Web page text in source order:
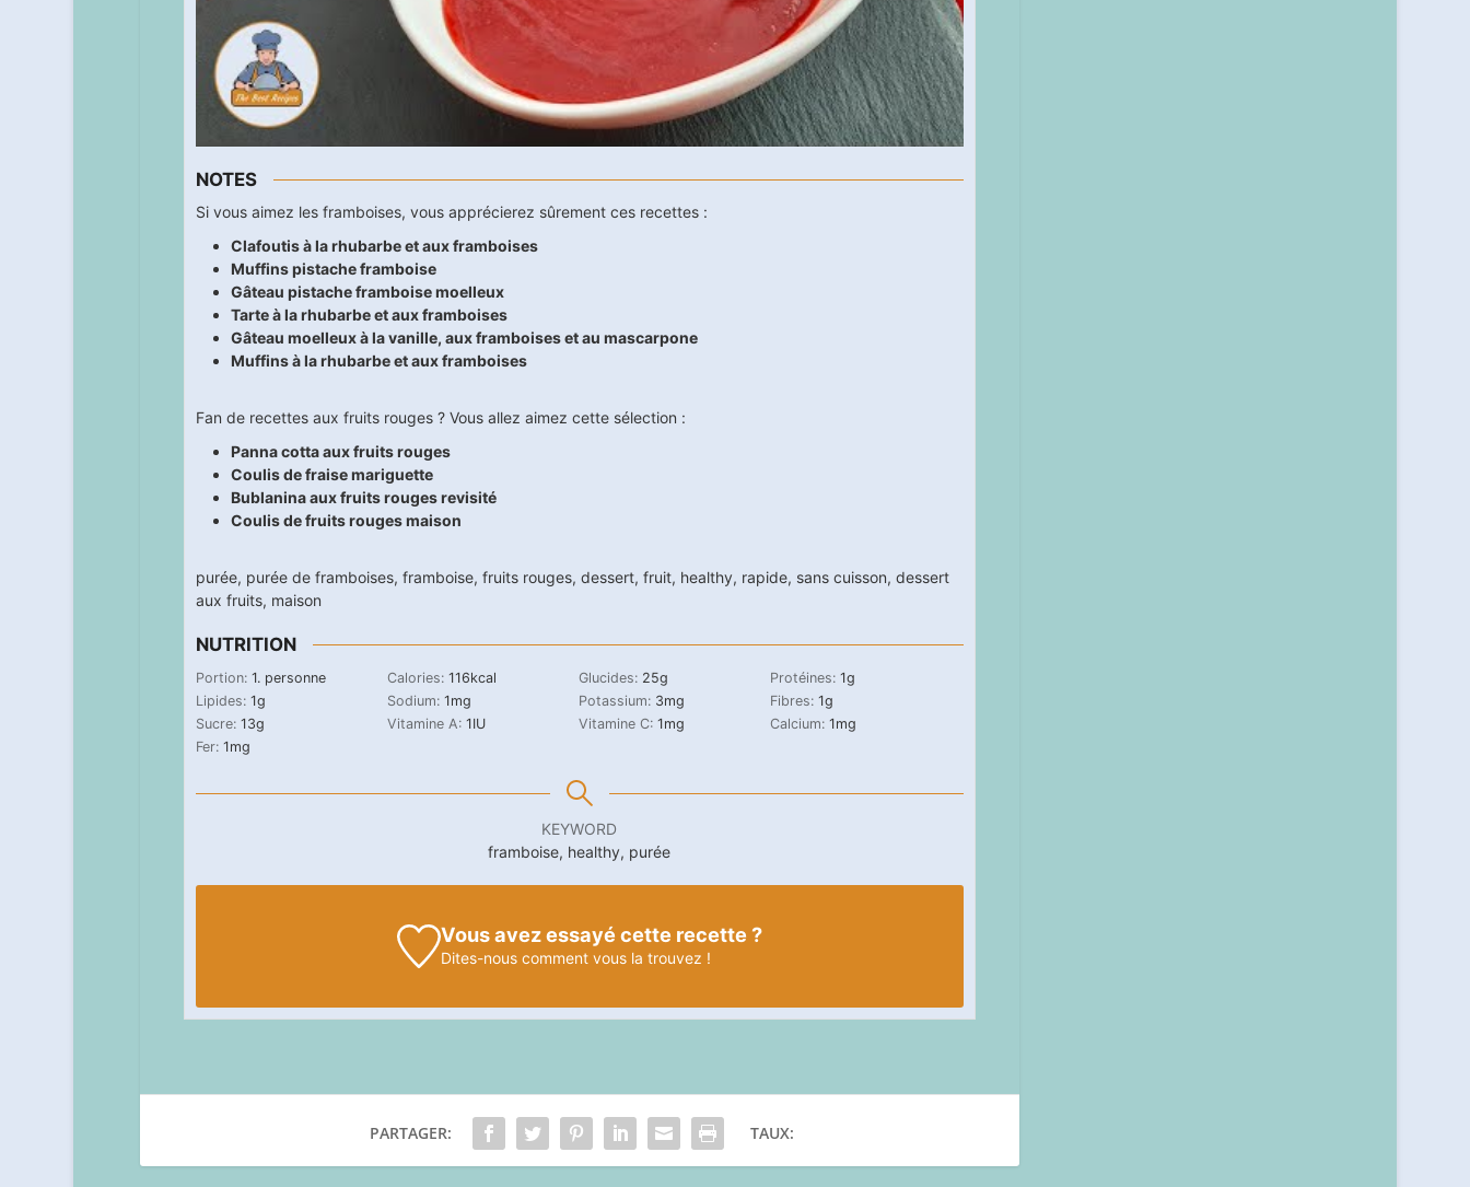
NOTES
Si vous aimez les framboises, vous apprécierez sûrement ces recettes :
Clafoutis à la rhubarbe et aux framboises
Muffins pistache framboise
Gâteau pistache framboise moelleux
Tarte à la rhubarbe et aux framboises
Gâteau moelleux à la vanille, aux framboises et au mascarpone
Muffins à la rhubarbe et aux framboises
Fan de recettes aux fruits rouges ? Vous allez aimez cette sélection :
Panna cotta aux fruits rouges
Coulis de fraise mariguette
Bublanina aux fruits rouges revisité
Coulis de fruits rouges maison
purée, purée de framboises, framboise, fruits rouges, dessert, fruit, healthy, rapide, sans cuisson, dessert
aux fruits, maison
NUTRITION
Portion: 1. personne Calories: 116kcal Glucides: 25g Protéines: 1g
Lipides: 1g Sodium: 1mg Potassium: 3mg Fibres: 1g
Sucre: 13g Vitamine A: 1IU Vitamine C: 1mg Calcium: 1mg
Fer: 1mg
KEYWORD
framboise, healthy, purée
Vous avez essayé cette recette ?
Dites-nouscomment vous la trouvez !
PARTAGER: TAUX: